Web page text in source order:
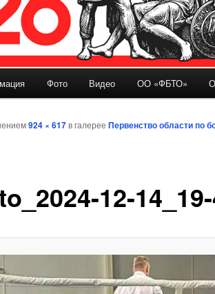
Фото Видео ОО «ФБТО»
12-
924 × 617в галерее Первенство области по